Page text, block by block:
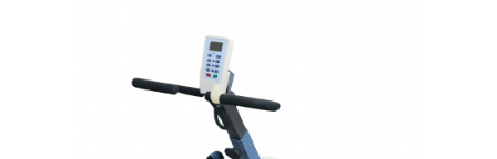
Pomůcky dle zaměření
Pomůcky dle diagnózy